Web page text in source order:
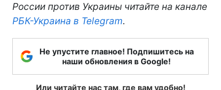
России против Украины читайте на канале
РБК-Украина в Telegram.
Не упустите главное! Подпишитесь на
наши обновления в Google!
Или читайте нас там, где вам удобно!